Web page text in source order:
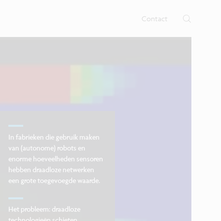
Contact
In fabrieken die gebruik maken
van (autonome) robots en
enorme hoeveelheden sensoren
hebben draadloze netwerken
een grote toegevoegde waarde.
Het probleem: draadloze